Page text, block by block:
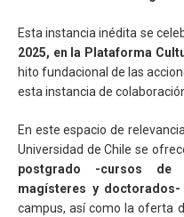
Esta instancia inédita se
2025, en la Plataforma
hito fundacional de las
esta instancia de
En este espacio de
Universidad de Chile se
postgrado -cursos de
magísteres y doctorados-
campus, así como la oferta